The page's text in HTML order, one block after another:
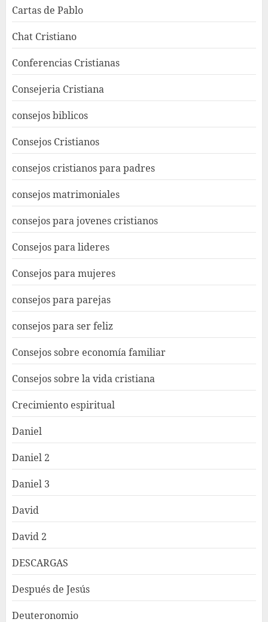
Cartas de Pablo
Chat Cristiano
Conferencias Cristianas
Consejeria Cristiana
consejos biblicos
Consejos Cristianos
consejos cristianos para padres
consejos matrimoniales
consejos para jovenes cristianos
Consejos para lideres
Consejos para mujeres
consejos para parejas
consejos para ser feliz
Consejos sobre economía familiar
Consejos sobre la vida cristiana
Crecimiento espiritual
Daniel
Daniel 2
Daniel 3
David
David 2
DESCARGAS
Después de Jesús
Deuteronomio